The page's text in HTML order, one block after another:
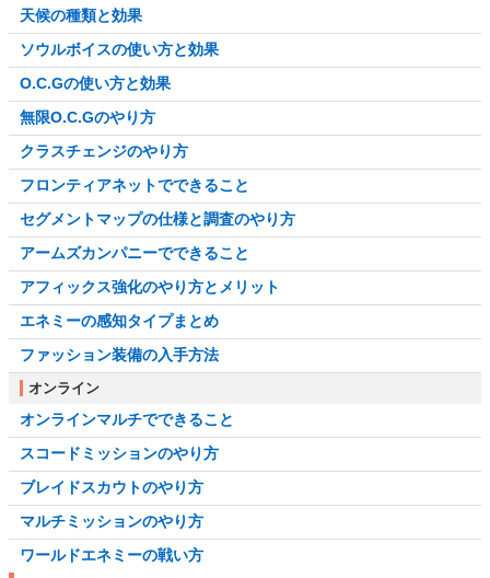
天候の種類と効果
ソウルボイスの使い方と効果
O.C.Gの使い方と効果
無限O.C.Gのやり方
クラスチェンジのやり方
フロンティアネットでできること
セグメントマップの仕様と調査のやり方
アームズカンパニーでできること
アフィックス強化のやり方とメリット
エネミーの感知タイプまとめ
ファッション装備の入手方法
オンライン
オンラインマルチでできること
スコードミッションのやり方
ブレイドスカウトのやり方
マルチミッションのやり方
ワールドエネミーの戦い方